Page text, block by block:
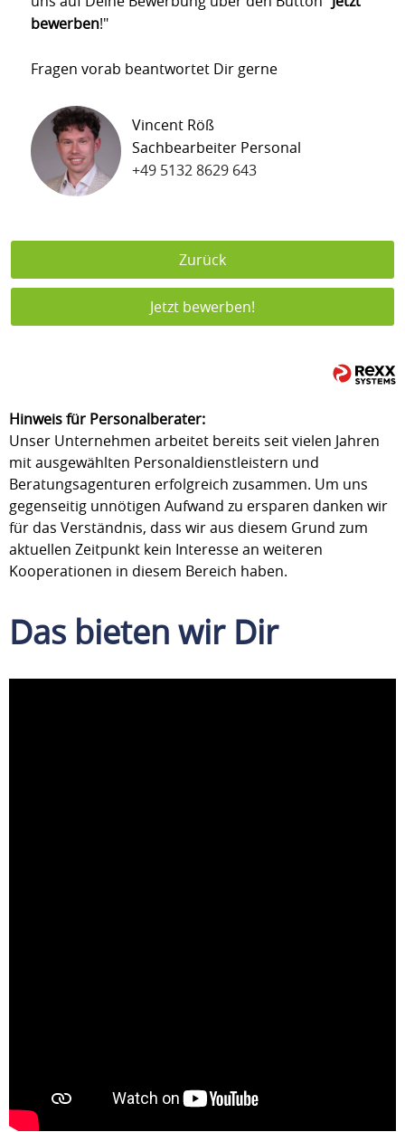
bewerben!"
Fragen vorab beantwortet Dir gerne
Vincent Röß
Sachbearbeiter Personal
+49 5132 8629 643
Zurück
Jetzt bewerben!
Hinweis für Personalberater:
Unser Unternehmen arbeitet bereits seit vielen Jahren
mit ausgewählten Personaldienstleistern und
Beratungsagenturen erfolgreich zusammen. Um uns
gegenseitig unnötigen Aufwand zu ersparen danken wir
für das Verständnis, dass wir aus diesem Grund zum
aktuellen Zeitpunkt kein Interesse an weiteren
Kooperationen in diesem Bereich haben.
Das bieten wir Dir